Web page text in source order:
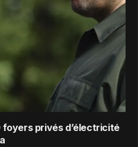
privés d’électricité